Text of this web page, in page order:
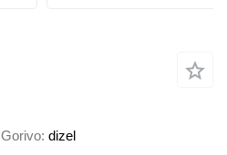
Gorivo dizel